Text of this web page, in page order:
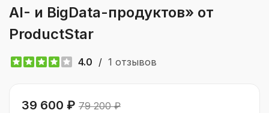
AI- и BigData-продуктов» от
ProductStar
4.0 / 1 отзывов
39 600 ₽ 79 200 ₽